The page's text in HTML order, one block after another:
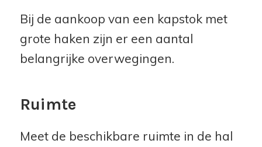
Bij de aankoop van een kapstok met
grote haken zijn er een aantal
belangrijke overwegingen.
Ruimte
Meet de beschikbare ruimte in de hal